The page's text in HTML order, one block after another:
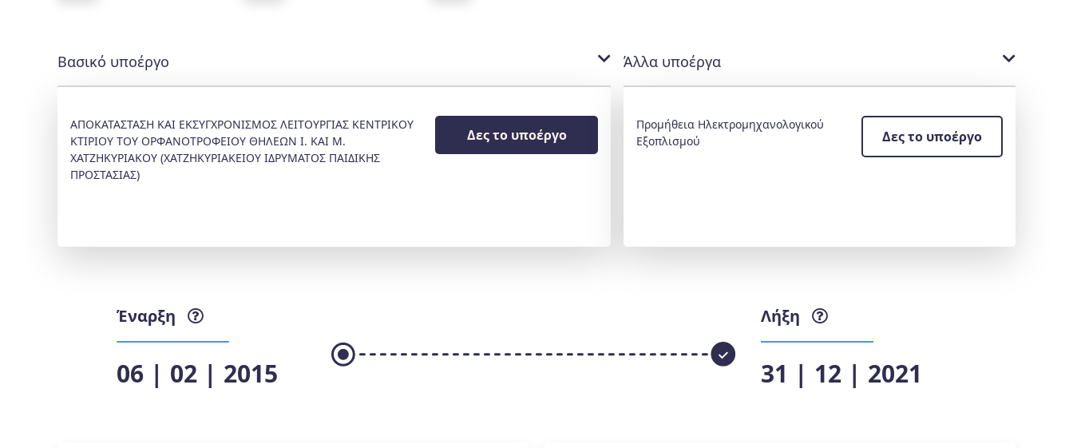
Βασικό υποέργο
ΑΠΟΚΑΤΑΣΤΑΣΗ ΚΑΙ ΕΚΣΥΓΧΡΟΝΙΣΜΟΣ ΛΕΙΤΟΥΡΓΙΑΣ ΚΕΝΤΡΙΚΟΥ
ΚΤΙΡΙΟΥ ΤΟΥ ΟΡΦΑΝΟΤΡΟΦΕΙΟΥ ΘΗΛΕΩΝ Ι. ΚΑΙ Μ.
ΧΑΤΖΗΚΥΡΙΑΚΟΥ (ΧΑΤΖΗΚΥΡΙΑΚΕΙΟΥ ΙΔΡΥΜΑΤΟΣ ΠΑΙΔΙΚΗΣ
ΠΡΟΣΤΑΣΙΑΣ)
Δες το υποέργο
Άλλα υποέργα
Προμήθεια Ηλεκτρομηχανολογικού
Εξοπλισμού
Δες το υποέργο
Έναρξη
06 | 02 | 2015
Λήξη
31 | 12 | 2021